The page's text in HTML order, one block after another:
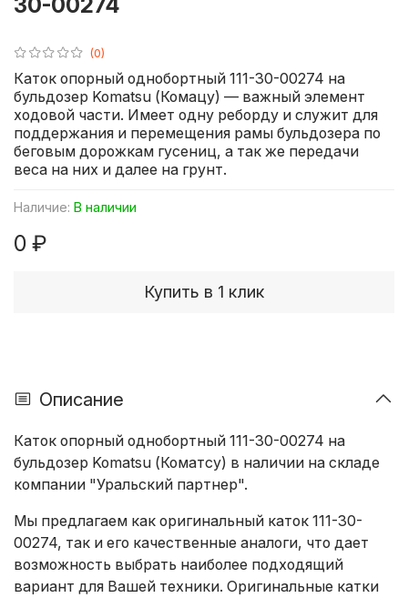
(0)
Наличие: В наличии
30-00274
0 ₽
Купить в 1 клик
Каток опорный однобортный 111-30-00274 на
бульдозер Komatsu (Комацу) — важный элемент
ходовой части. Имеет одну реборду и служит для
поддержания и перемещения рамы бульдозера по
беговым дорожкам гусениц, а так же передачи
веса на них и далее на грунт.
Описание
Каток опорный однобортный 111-30-00274 на
бульдозер Komatsu (Коматсу) в наличии на складе
компании "Уральский партнер".
Мы предлагаем как оригинальный каток 111-30-
00274, так и его качественные аналоги, что дает
возможность выбрать наиболее подходящий
вариант для Вашей техники. Оригинальные катки